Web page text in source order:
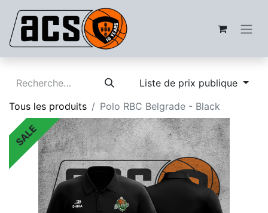
Liste de prix publique
Tous les produits
Polo RBC Belgrade - Black
SALE